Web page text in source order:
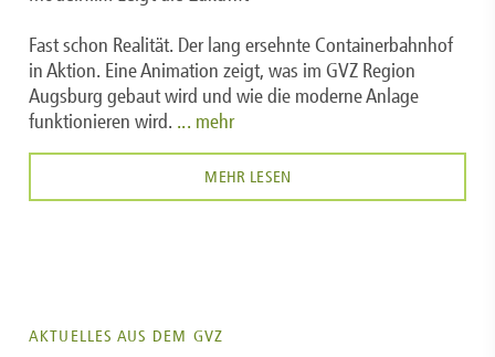
Fast schon Realität. Der lang ersehnte Containerbahnhof
in Aktion. Eine Animation zeigt, was im GVZ Region
Augsburg gebaut wird und wie die moderne Anlage
funktionieren wird. ... mehr
MEHR LESEN
AKTUELLES AUS DEM GVZ